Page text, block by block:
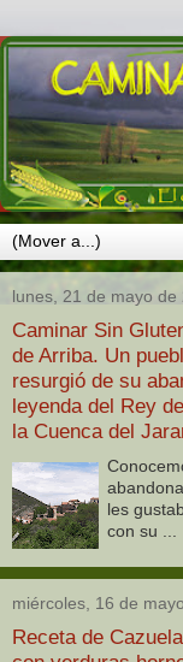
lunes, 21 de mayo de
Caminar Sin
de Arriba. Un
resurgió de su
leyenda del Rey
la Cuenca del
les
con su ...
miércoles, 16 de
Receta de